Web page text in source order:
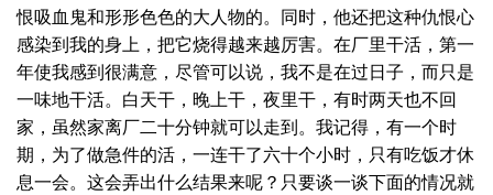
恨吸血鬼和形形色色的大人物的。同时，他还把这种仇恨心
感染到我的身上，把它烧得越来越厉害。在厂里干活，第一
年使我感到很满意，尽管可以说，我不是在过日子，而只是
一味地干活。白天干，晚上干，夜里干，有时两天也不回
家，虽然家离厂二十分钟就可以走到。我记得，有一个时
期，为了做急件的活，一连干了六十个小时，只有吃饭才休
息一会。这会弄出什么结果来呢？只要谈一谈下面的情况就